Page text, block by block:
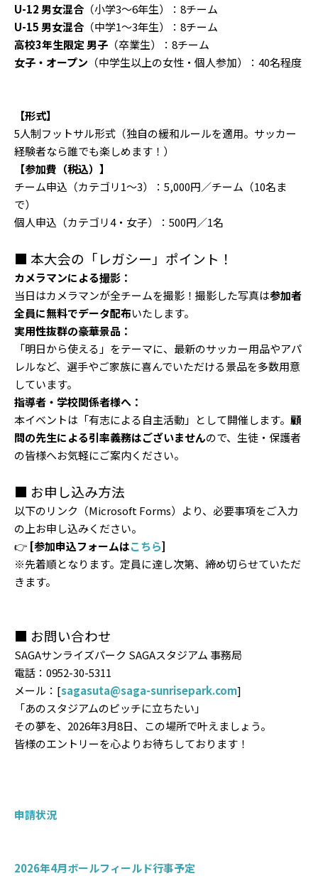
U-12 男女混合 （小学3〜6年生）：8チーム
U-15 男女混合 （中学1〜3年生）：8チーム
高校3年生限定 男子 （卒業生）：8チーム
女子・オープン （中学生以上の女性・個人参加）：40名程度
【形式】
5人制フットサル形式（独自の緩和ルールを適用。サッカー
経験者なら誰でも楽しめます！）
【参加費（税込）】
チーム申込（カテゴリ1〜3）：5,000円／チーム（10名ま
で）
個人申込（カテゴリ4・女子）：500円／1名
■ 本大会の「レガシー」ポイント！
カメラマンによる撮影：
当日はカメラマンが全チームを撮影！撮影した写真は参加者
全員に無料でデータ配布いたします。
実用性抜群の豪華景品：
「明日から使える」をテーマに、最新のサッカー用品やアパ
レルなど、選手やご家族に喜んでいただける景品を多数用意
しています。
指導者・学校関係者様へ：
本イベントは「有志による自主活動」として開催します。 顧
問の先生による引率義務はございませんので、生徒・保護者
の皆様へお気軽にご案内ください。
■ お申し込み方法
以下のリンク（Microsoft Forms）より、必要事項をご入力
の上お申し込みください。
👉 [参加申込フォームはこちら]
※先着順となります。定員に達し次第、締め切らせていただ
きます。
■ お問い合わせ
SAGAサンライズパーク SAGAスタジアム 事務局
電話：0952-30-5311
メール：[sagasuta@saga-sunrisepark.com]
「あのスタジアムのピッチに立ちたい」
その夢を、2026年3月8日、この場所で叶えましょう。
皆様のエントリーを心よりお待ちしております！
申請状況
2026年4月ボールフィールド行事予定